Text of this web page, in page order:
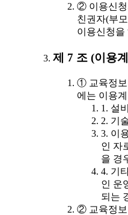
② 이용신청
친권자(부
이용신청을
제 7 조 (이용
① 교육정보
에는 이용
1. 설
2. 기
3. 이
인 자
을 경
4. 기
인 운
되는
② 교육정보